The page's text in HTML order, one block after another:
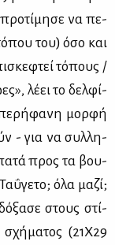
προ­τί­μη­σε να πε­
του) όσο και
τό­πους /
λέ­ει το δελ­φί­
πε­ρή­φα­νη μορ­φή
- για να συλ­λη­
προς τα βου­
όλα μα­ζί;
στους στί­
σχή­μα­τος (21Χ29